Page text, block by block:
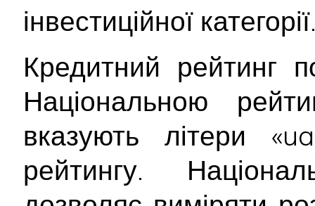
інвестиційної
Кредитний рейтинг
Національною
вказують літери
рейтингу.